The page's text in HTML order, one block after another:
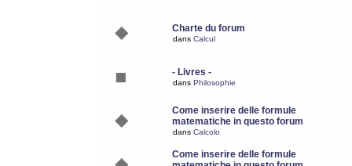
Charte du forum
dans Calcul
- Livres -
dans Philosophie
Come inserire delle formule
matematiche in questo forum
dans Calcolo
Come inserire delle formule